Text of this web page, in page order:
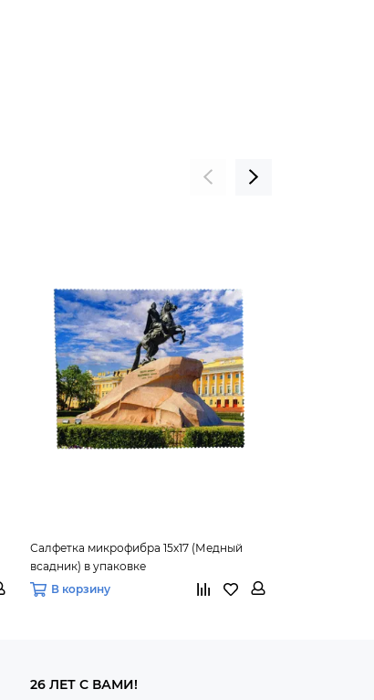
Салфетка микрофибра 15х17 (Медный
всадник) в упаковке
В корзину
26 ЛЕТ С ВАМИ!